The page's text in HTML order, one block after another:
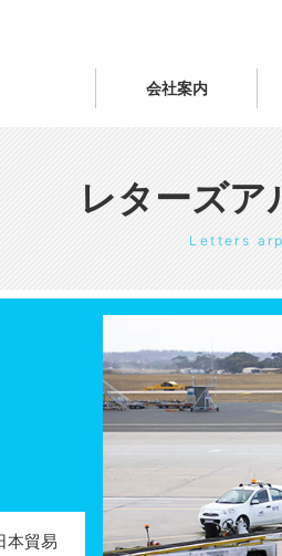
会社案内
レターズア
Letters
本貿易